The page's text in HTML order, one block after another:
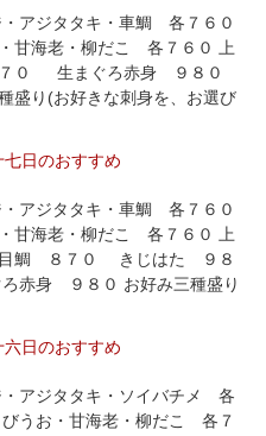
アジタタキ・車鯛 各７６０
甘海老・柳だこ 各７６０ 上
０ 生まぐろ赤身 ９８０
盛り(お好きな刺身を、お選び
七日のおすすめ
アジタタキ・車鯛 各７６０
甘海老・柳だこ 各７６０ 上
目鯛 ８７０ きじはた ９８
ろ赤身 ９８０ お好み三種盛り
六日のおすすめ
・アジタタキ・ソイバチメ 各
びうお・甘海老・柳だこ 各７